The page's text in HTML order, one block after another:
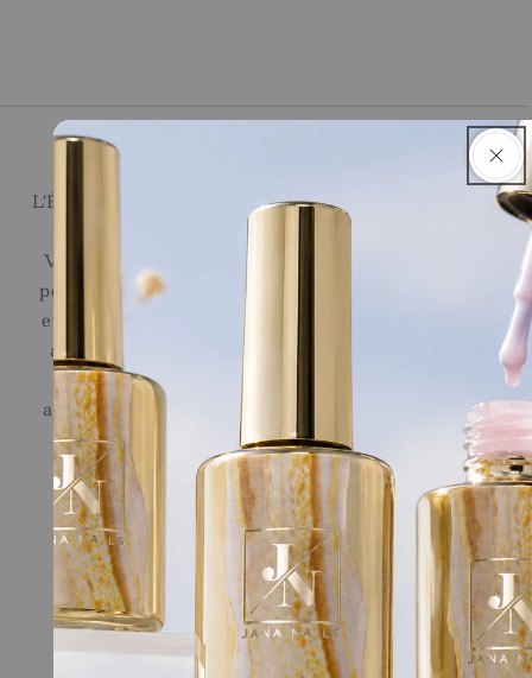
L'École de l'Ongle réunit un centre de formation, une
onglerie et une boutique en ligne, à Martigny en
Valais. Nous proposons des formations sur mesure
pour les débutantes, les personnes en reconversion
et les professionnelles souhaitant se perfectionner,
ainsi qu'une sélection de produits professionnels
Jana Nails pour les stylistes ongulaires. Un
accompagnement sur le long terme, assuré par des
professionnelles reconnues du secteur.
Liens Rapides
Shop
Ecole
Conditions générales de vente
Legal